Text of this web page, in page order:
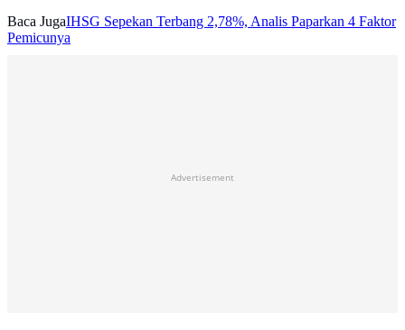
Baca JugaIHSG Sepekan Terbang 2,78%, Analis Paparkan 4 Faktor
Pemicunya
Advertisement